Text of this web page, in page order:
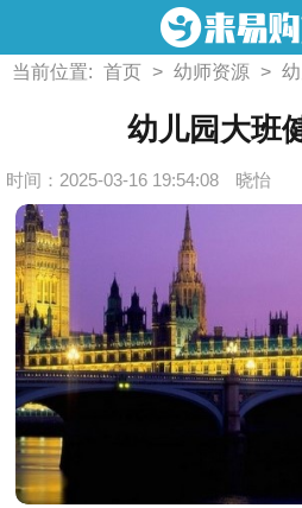
当前位置: 首页 > 幼师资源 >
幼儿园大班
时间：2025-03-16 19:54:08 晓怡